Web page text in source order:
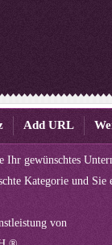
Add URL
gewünschtes
Kategorie und
von